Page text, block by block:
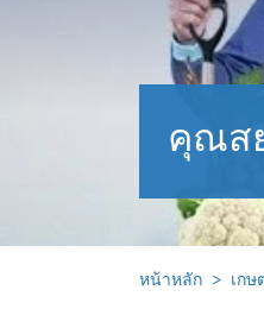
คุณส
หน้าหลัก เกษ